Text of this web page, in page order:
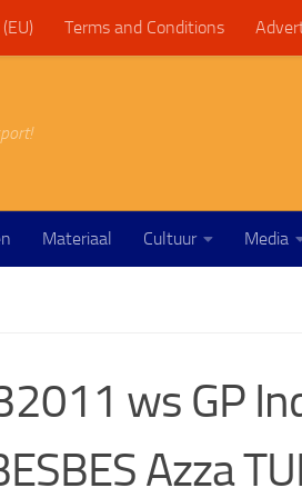
Terms and Conditions
Materiaal Cultuur Media
ws GP
Azza